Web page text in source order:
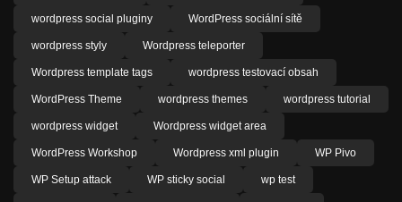
wordpress social pluginy WordPress sociální sítě
wordpress styly Wordpress teleporter
Wordpress template tags wordpress testovací obsah
WordPress Theme wordpress themes wordpress tutorial
wordpress widget Wordpress widget area
WordPress Workshop Wordpress xml plugin WP Pivo
WP Setup attack WP sticky social wp test